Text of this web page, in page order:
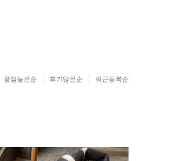
평점높은순 후기많은순 최근등록순